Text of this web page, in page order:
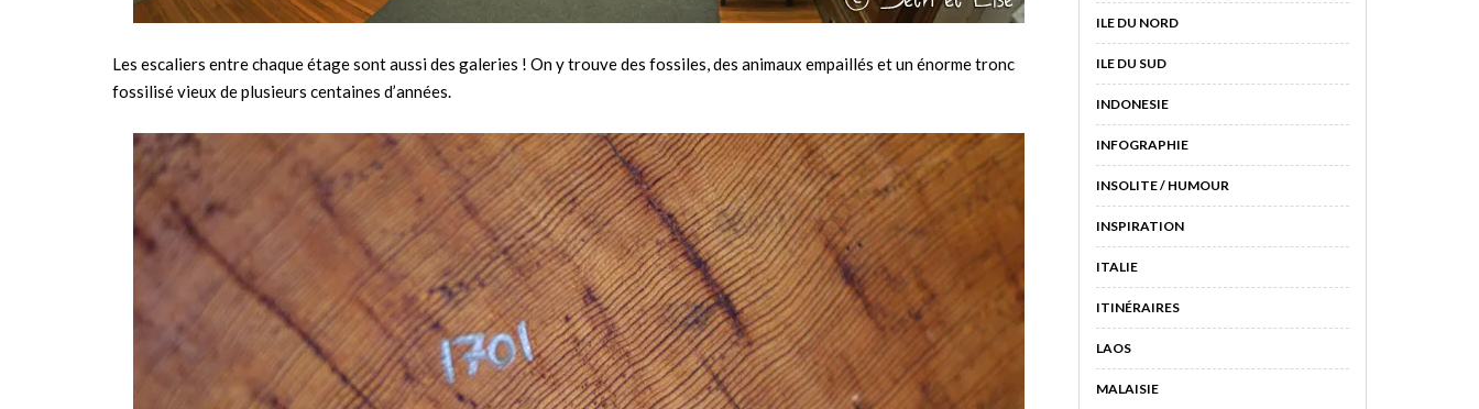
Les escaliers entre chaque étage sont aussi des galeries ! On y trouve des fossiles, des animaux empaillés et un énorme tronc
fossilisé vieux de plusieurs centaines d’années.
ILE DU NORD
ILE DU SUD
INDONESIE
INFOGRAPHIE
INSOLITE / HUMOUR
INSPIRATION
ITALIE
ITINÉRAIRES
LAOS
MALAISIE